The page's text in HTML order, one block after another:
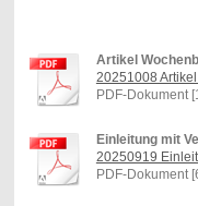
Artikel
20251008
PDF-Dokument
Einleitung mit
20250919
PDF-Dokument